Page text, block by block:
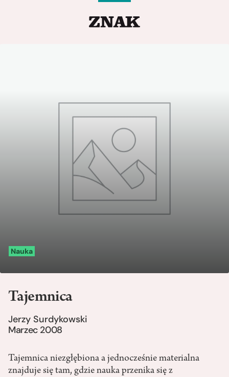
Nauka
Tajemnica
Jerzy Surdykowski
Marzec 2008
Tajemnica niezgłębiona a jednocześnie materialna
znajduje się tam, gdzie nauka przenika się z